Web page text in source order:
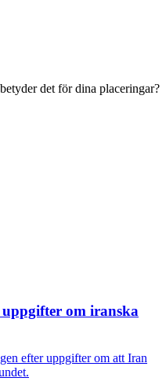
det för dina placeringar?
om iranska
efter uppgifter om att Iran